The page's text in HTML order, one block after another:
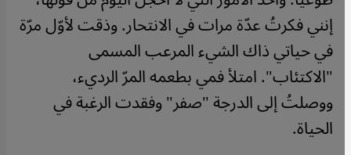
إنني فكرتُ عدّة مرات في الانتحار. وذقت لأوّل مرّة
في حياتي ذاك الشيء المرعب المسمى
"الاكتئاب". امتلأ فمي بطعمه المرّ الرديء،
ووصلتُ إلى الدرجة "صفر" وفقدت الرغبة في
الحياة.